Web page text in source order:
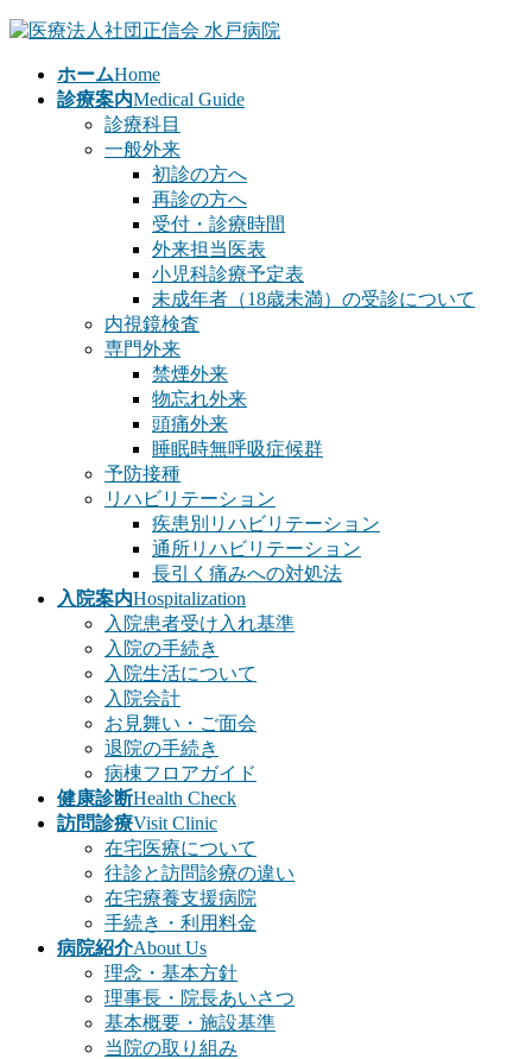
コ
ナ
ホームHome
診療案内Medical Guide
診療科目
一般外来
初診の方へ
再診の方へ
受付・診療時間
外来担当医表
小児科診療予定表
未成年者（18歳未満）の受診について
内視鏡検査
専門外来
禁煙外来
物忘れ外来
頭痛外来
睡眠時無呼吸症候群
予防接種
リハビリテーション
疾患別リハビリテーション
通所リハビリテーション
長引く痛みへの対処法
入院案内Hospitalization
入院患者受け入れ基準
入院の手続き
入院生活について
入院会計
お見舞い・ご面会
退院の手続き
病棟フロアガイド
健康診断Health Check
訪問診療Visit Clinic
在宅医療について
往診と訪問診療の違い
在宅療養支援病院
手続き・利用料金
病院紹介About Us
理念・基本方針
理事長・院長あいさつ
基本概要・施設基準
当院の取り組み